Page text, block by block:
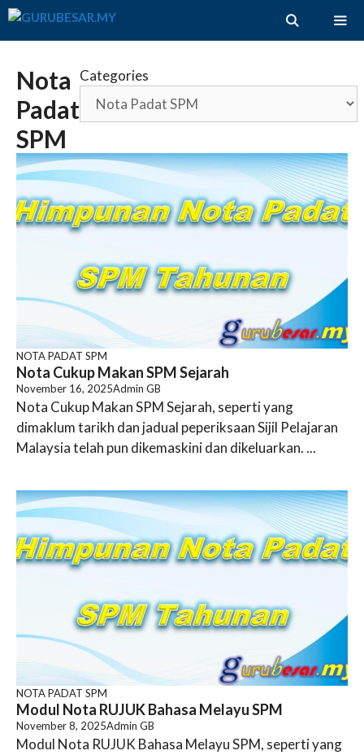
Skip
Nota
Padat
SPM
Categories
NOTA PADAT SPM
Nota Cukup Makan SPM Sejarah
November 16, 2025Admin GB
Nota Cukup Makan SPM Sejarah, seperti yang
dimaklum tarikh dan jadual peperiksaan Sijil Pelajaran
Malaysia telah pun dikemaskini dan dikeluarkan. ...
NOTA PADAT SPM
Modul Nota RUJUK Bahasa Melayu SPM
November 8, 2025Admin GB
Modul Nota RUJUK Bahasa Melayu SPM, seperti yang